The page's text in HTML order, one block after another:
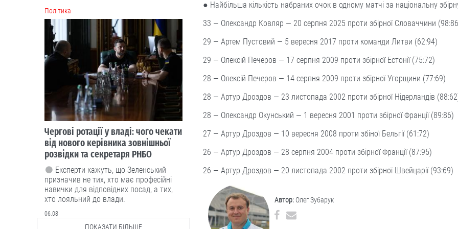
● Найбільша кількість набраних очок в одному матчі за національну
33 — Олександр Ковляр — 20 серпня 2025 проти збірної Словаччини
29 — Артем Пустовий — 5 вересня 2017 проти команди Литви (62:94)
29 — Олексій Печеров — 17 серпня 2009 проти збірної Естонії (75:72)
28 — Олексій Печеров — 14 серпня 2009 проти збірної Угорщини (77:69)
28 — Артур Дроздов — 23 листопада 2002 проти збірної Нідерландів
28 — Олександр Окунський — 1 вересня 2001 проти збірної Франції (89:86)
27 — Артур Дроздов — 10 вересня 2008 проти збіної Бельгії (61:72)
26 — Артур Дроздов — 28 серпня 2004 проти збірної Франції (87:95)
26 — Артур Дроздов — 20 листопада 2002 проти збірної Швейцарії (93:69)
Автор: Олег Зубарук
Політика
Чергові ротації у владі: чого чекати
від нового керівника зовнішньої
розвідки та секретаря РНБО
Експерти кажуть, що Зеленський
призначив не тих, хто має професійні
навички для відповідних посад, а тих,
хто лояльний до влади.
06.08
ПОКАЗАТИ БІЛЬШЕ